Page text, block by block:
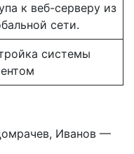
к веб-серверу из
сети.
системы
Иванов —